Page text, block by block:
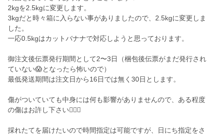
2kgを2.5kgに変更します。
3kgだと時々箱に入らない事がありましたので、2.5kgに変更しま
した。
一応0.5kgはカットバナナで対応しようと思っております。
御注文後伝票発行期間として2〜3日（梱包後伝票がまだ発行され
ていない😱となったら怖いので）
最低発送期間は注文日から16日では無く30日とします。
傷がついていても中身には何も影響がありませんので、ある程度
の傷はお許し下さい🙇🏽‍♂️
採れたてを届けたいので時間指定は可能ですが、日にち指定をさ